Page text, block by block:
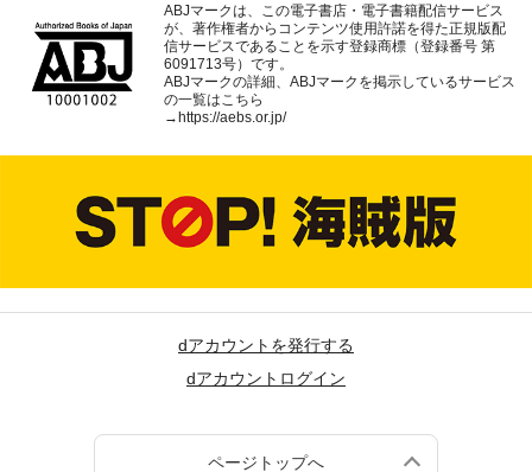
ABJマークは、この電子書店・電子書籍配信サービス
が、著作権者からコンテンツ使用許諾を得た正規版配
信サービスであることを示す登録商標（登録番号 第
6091713号）です。
ABJマークの詳細、ABJマークを掲示しているサービス
の一覧はこちら
→https://aebs.or.jp/
dアカウントを発行する
dアカウントログイン
ページトップへ